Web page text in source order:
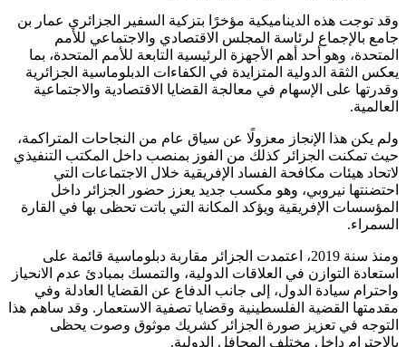
وقد توجت هذه الديناميكية مؤخرًا بتزكية السفير الجزائري عمار بن
جامع بالإجماع لرئاسة المجلس الاقتصادي والاجتماعي للأمم
المتحدة، وهو أحد أهم الأجهزة الرئيسية التابعة للأمم المتحدة، بما
يعكس الثقة الدولية المتزايدة في الكفاءات الدبلوماسية الجزائرية
وقدرتها على الإسهام في معالجة القضايا الاقتصادية والاجتماعية
العالمية.
ولم يكن هذا الإنجاز معزولًا عن سياق عام من النجاحات المتراكمة،
حيث تمكنت الجزائر كذلك من الفوز بمنصب داخل المكتب التنفيذي
لاتحاد هيئات مكافحة الفساد الإفريقية خلال الاجتماعات التي
احتضنتها نيروبي، وهو مكسب جديد يعزز حضور الجزائر داخل
المؤسسات الإفريقية ويؤكد المكانة التي باتت تحظى بها في القارة
السمراء.
ومنذ سنة 2019، اعتمدت الجزائر مقاربة دبلوماسية قائمة على
استعادة التوازن في العلاقات الدولية، والتمسك بمبادئ عدم الانحياز
واحترام سيادة الدول، إلى جانب الدفاع عن القضايا العادلة وفي
مقدمتها القضية الفلسطينية وقضايا تصفية الاستعمار. وقد ساهم هذا
التوجه في تعزيز صورة الجزائر كشريك موثوق وصوت يحظى
بالاحترام داخل مختلف المحافل الدولية.